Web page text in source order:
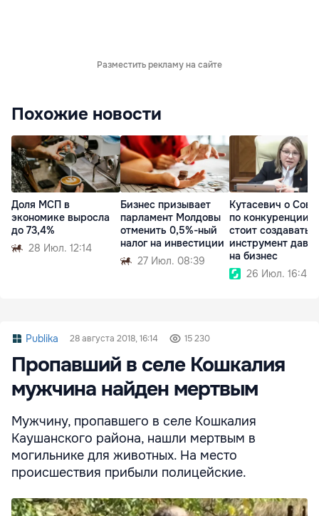
Разместить рекламу на сайте
Похожие новости
Доля МСП в
экономике выросла
до 73,4%
28 Июл. 12:14
Бизнес призывает
парламент Молдовы
отменить 0,5%-ный
налог на инвестиции
27 Июл. 08:39
Кутасевич о
по конкуренции:
стоит создавать
инструмент
на бизнес
26 Июл. 16:45
Publika 28 августа 2018, 16:14 15 230
Пропавший в селе Кошкалия
мужчина найден мертвым
Мужчину, пропавшего в селе Кошкалия
Каушанского района, нашли мертвым в
могильнике для животных. На место
происшествия прибыли полицейские.